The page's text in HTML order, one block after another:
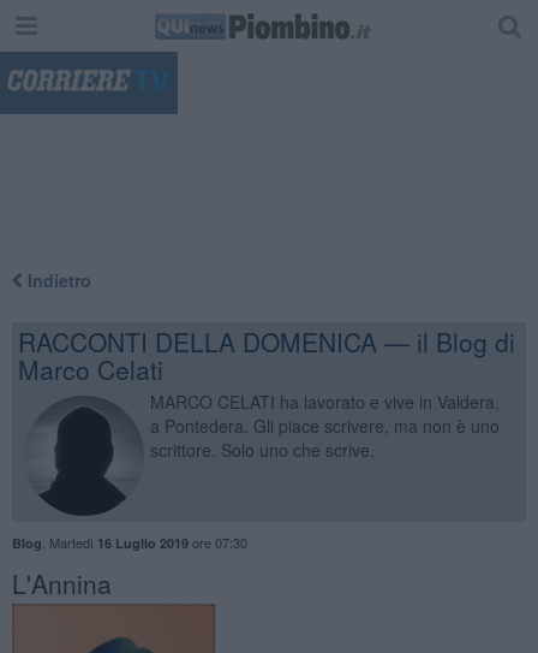
Indietro
RACCONTI DELLA DOMENICA — il Blog di
Marco Celati
MARCO CELATI ha lavorato e vive in Valdera,
a Pontedera. Gli piace scrivere, ma non è uno
scrittore. Solo uno che scrive.
Blog Martedì 16 Luglio 2019ore 07:30
L'Annina